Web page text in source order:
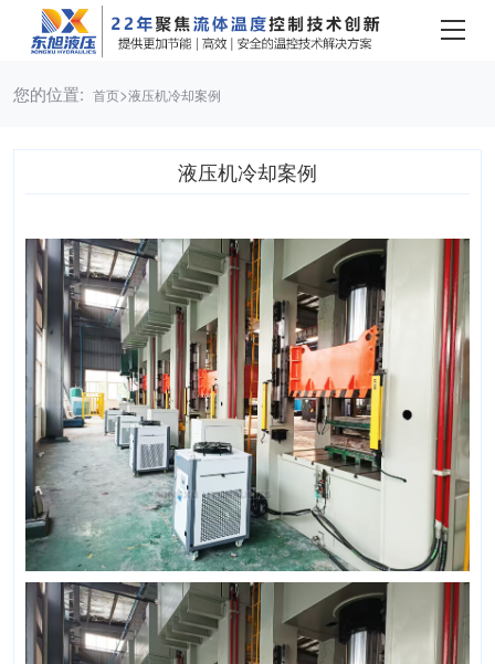
您的位置: 首页>液压机冷却案例
液压机冷却案例